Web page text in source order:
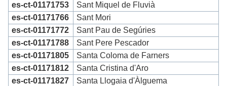
es-ct-01171753
Sant Miquel de Fluvià
es-ct-01171766
Sant Mori
es-ct-01171772
Sant Pau de Segúries
es-ct-01171788
Sant Pere Pescador
es-ct-01171805
Santa Coloma de Farners
es-ct-01171812
Santa Cristina d'Aro
es-ct-01171827
Santa Llogaia d'Àlguema